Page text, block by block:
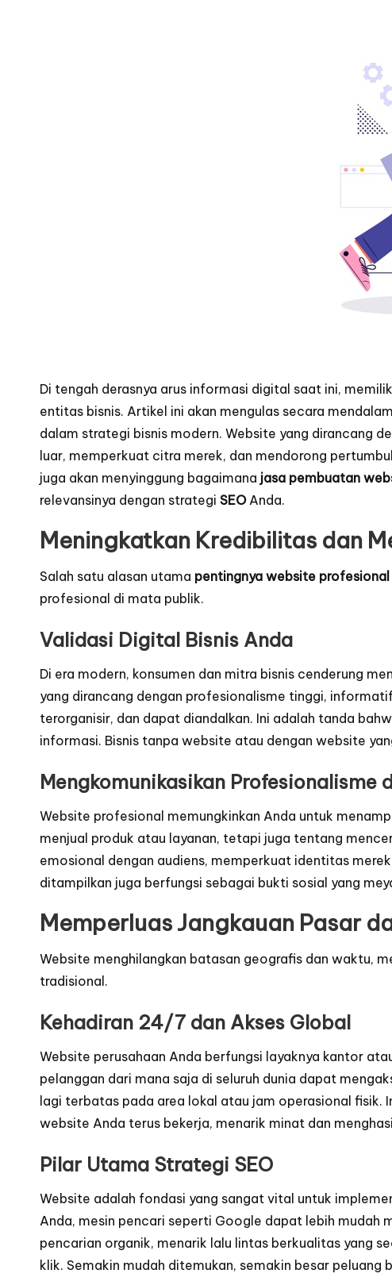
Di tengah derasnya arus informasi digital saat ini,
entitas bisnis. Artikel ini akan mengulas secara mendalam
dalam strategi bisnis modern. Website yang dirancang
luar, memperkuat citra merek, dan mendorong
juga akan menyinggung bagaimana jasa pembuatan
relevansinya dengan strategi SEOAnda.
Meningkatkan Kredibilitas dan
Salah satu alasan utama pentingnya website
profesional di mata publik.
Validasi Digital Bisnis Anda
Di era modern, konsumen dan mitra bisnis cenderung
yang dirancang dengan profesionalisme tinggi,
terorganisir, dan dapat diandalkan. Ini adalah tanda
informasi. Bisnis tanpa website atau dengan website
Mengkomunikasikan Profesionalisme
Website profesional memungkinkan Anda untuk
menjual produk atau layanan, tetapi juga tentang
emosional dengan audiens, memperkuat identitas
ditampilkan juga berfungsi sebagai bukti sosial yang
Memperluas Jangkauan Pasar
Website menghilangkan batasan geografis dan waktu,
tradisional.
Kehadiran 24/7 dan Akses Global
Website perusahaan Anda berfungsi layaknya kantor
pelanggan dari mana saja di seluruh dunia dapat
lagi terbatas pada area lokal atau jam operasional fisik.
website Anda terus bekerja, menarik minat dan
Pilar Utama Strategi SEO
Website adalah fondasi yang sangat vital untuk
Anda, mesin pencari seperti Google dapat lebih mudah
pencarian organik, menarik lalu lintas berkualitas yang
klik. Semakin mudah ditemukan, semakin besar peluang